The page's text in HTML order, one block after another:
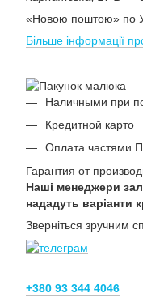
«Новою поштою» по
Більше інформації
Наличными при
Кредитной карто
Оплата частями
Гарантия от
Наші менеджери
нададуть варіанти
Зверніться зручним
+380 93 344 4046